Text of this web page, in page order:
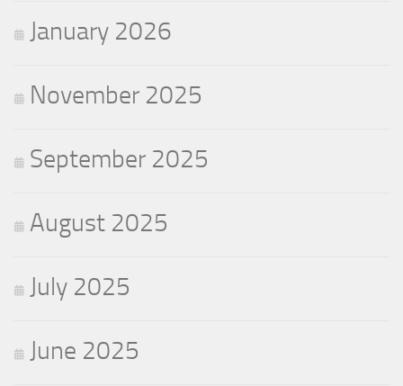
January 2026
November 2025
September 2025
August 2025
July 2025
June 2025